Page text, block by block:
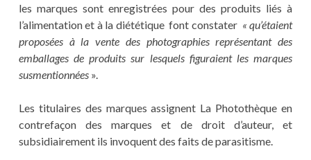
les marques sont enregistrées pour des produits liés à
l’alimentation et à la diététique font constater « qu’étaient
proposées à la vente des photographies représentant des
emballages de produits sur lesquels figuraient les marques
susmentionnées».
Les titulaires des marques assignent La Photothèque en
contrefaçon des marques et de droit d’auteur, et
subsidiairement ils invoquent des faits de parasitisme.